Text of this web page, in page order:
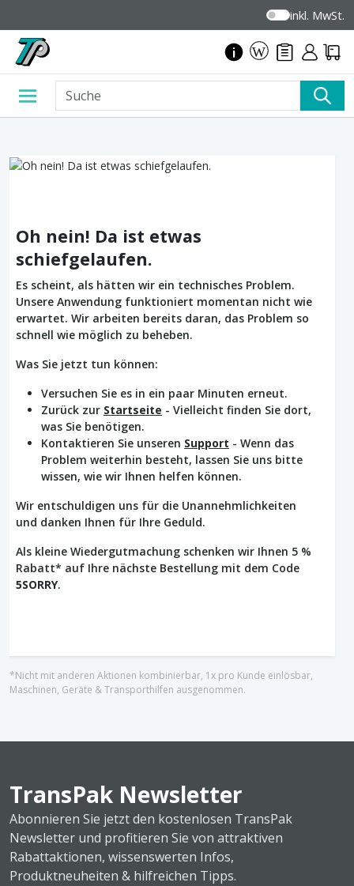
inkl. MwSt.
Oh nein! Da ist etwas
schiefgelaufen.
Es scheint, als hätten wir ein technisches Problem.
Unsere Anwendung funktioniert momentan nicht wie
erwartet. Wir arbeiten bereits daran, das Problem so
schnell wie möglich zu beheben.
Was Sie jetzt tun können:
Versuchen Sie es in ein paar Minuten erneut.
Zurück zur Startseite - Vielleicht finden Sie dort,
was Sie benötigen.
Kontaktieren Sie unseren Support - Wenn das
Problem weiterhin besteht, lassen Sie uns bitte
wissen, wie wir Ihnen helfen können.
Wir entschuldigen uns für die Unannehmlichkeiten
und danken Ihnen für Ihre Geduld.
Als kleine Wiedergutmachung schenken wir Ihnen 5 %
Rabatt* auf Ihre nächste Bestellung mit dem Code
5SORRY.
*Nicht mit anderen Aktionen kombinierbar, 1x pro Kunde einlösbar,
Maschinen, Geräte & Transporthilfen ausgenommen.
TransPak Newsletter
Abonnieren Sie jetzt den kostenlosen TransPak
Newsletter und profitieren Sie von attraktiven
Rabattaktionen, wissenswerten Infos,
Produktneuheiten & hilfreichen Tipps.